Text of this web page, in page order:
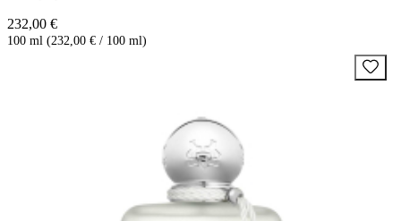
232,00 €
100 ml (232,00 € / 100 ml)